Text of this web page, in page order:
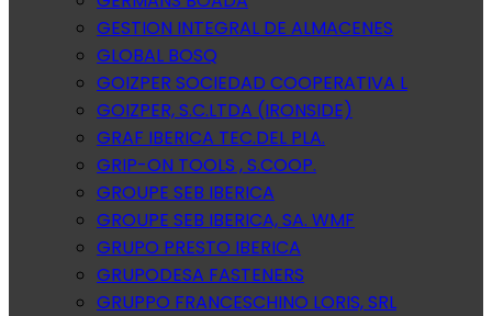
GESTION INTEGRAL DE ALMACENES
GLOBAL BOSQ
GOIZPER SOCIEDAD COOPERATIVA L
GOIZPER, S.C.LTDA (IRONSIDE)
GRAF IBERICA TEC.DEL PLA.
GRIP-ON TOOLS , S.COOP.
GROUPE SEB IBERICA
GROUPE SEB IBERICA, SA. WMF
GRUPO PRESTO IBERICA
GRUPODESA FASTENERS
GRUPPO FRANCESCHINO LORIS, SRL